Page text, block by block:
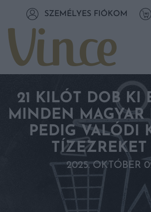
Tovább a tartalomhozSZEMÉLYES FIÓKOM
21 KILÓT DOB KI
MINDEN MAGYAR
PEDIG VALÓDI
TÍZEZREKET
2025. OKTÓBER